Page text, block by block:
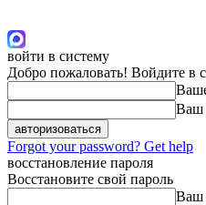
войти в систему
Добро пожаловать! Войдите в
Ваш
Forgot your password? Get help
восстановление пароля
Восстановите свой пароль
Ваш